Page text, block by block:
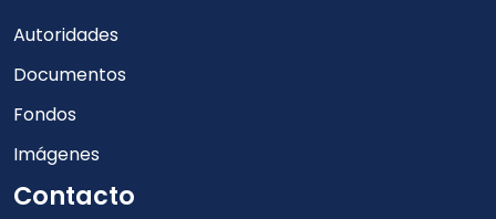
Autoridades
Documentos
Fondos
Imágenes
Contacto